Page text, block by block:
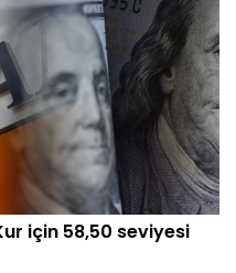
için 58,50 seviyesi